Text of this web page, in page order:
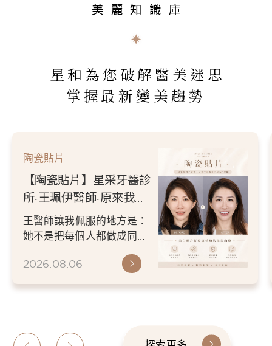
美麗知識庫
星和為您破解醫美迷思
掌握最新變美趨勢
陶瓷貼片
【陶瓷貼片】星采牙醫診
所-王珮伊醫師-原來我的
不愛笑，只是不喜歡自己
原本的牙齒
王醫師讓我佩服的地方是：
她不是把每個人都做成同一
更適合自己的樣子。 現...
2026.08.06